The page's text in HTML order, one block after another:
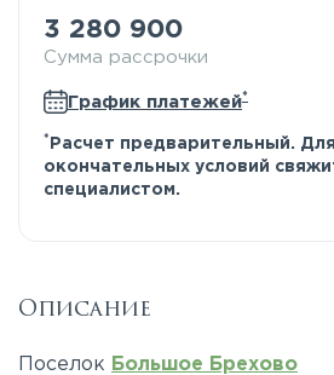
3 280 900
Сумма рассрочки
График платежей*
* Расчет предварительный.
окончательных условий
специалистом.
Описание
Поселок Большое Брехово